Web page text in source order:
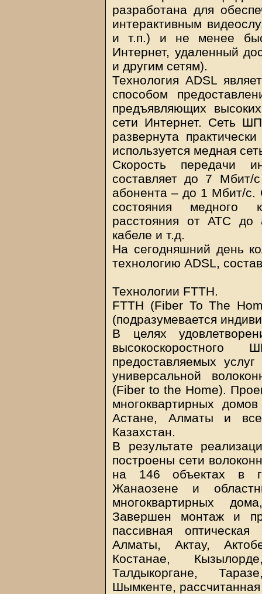
разработана для
интерактивным
и т.п.) и не менее
Интернет, удаленный
и другим сетям).
Технология ADSL
способом
предъявляющих
сети Интернет. Сеть
развернута
используется медная
Скорость передачи
составляет до 7
абонента – до 1 Мбит/с.
состояния медного
расстояния от АТС до
кабеле и т.д.
На сегодняшний день
технологию ADSL,
Технологии FTTH.
FTTH (Fiber To The
(подразумевается
В целях
предоставляемых
универсальной
(Fiber to the Home).
многоквартирных
Астане, Алматы и
Казахстан.
В результате
построены сети
на 146 объектах в
Жанаозене и
многоквартирных
Завершен монтаж и
пассивная
Алматы, Актау,
Костанае,
Талдыкоргане,
Шымкенте,